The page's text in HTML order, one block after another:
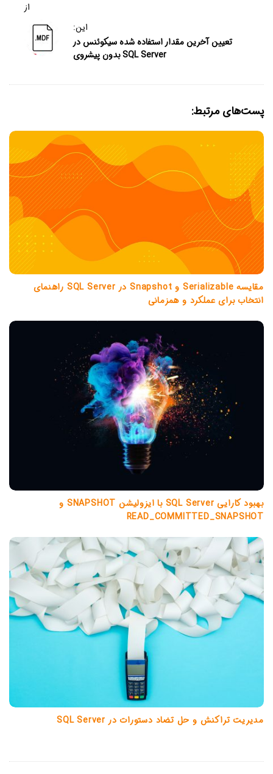
از
این:
تعیین آخرین مقدار استفاده شده سیکوئنس در
SQL Server بدون پیشروی
پست‌های مرتبط:
مقایسه Serializable و Snapshot در SQL Server راهنمای
انتخاب برای عملکرد و همزمانی
بهبود کارایی SQL Server با ایزولیشن SNAPSHOT و
READ_COMMITTED_SNAPSHOT
مدیریت تراکنش و حل تضاد دستورات در SQL Server